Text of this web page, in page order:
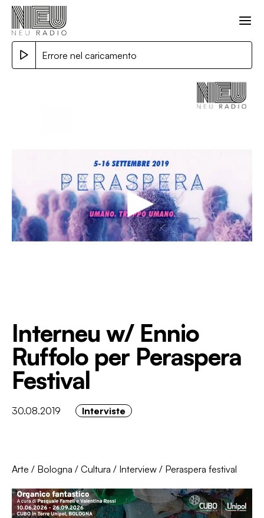
Errore nel caricamento
Interneu w/ Ennio
Ruffolo per Peraspera
Festival
30.08.2019 Interviste
Arte / Bologna / Cultura / Interview / Peraspera festival